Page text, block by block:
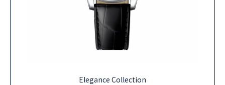
Elegance Collection